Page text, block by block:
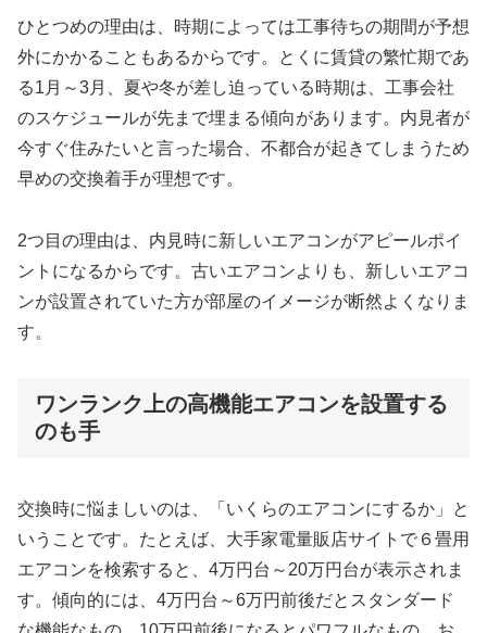
ひとつめの理由は、時期によっては工事待ちの期間が予想
外にかかることもあるからです。とくに賃貸の繁忙期であ
る1月～3月、夏や冬が差し迫っている時期は、工事会社
のスケジュールが先まで埋まる傾向があります。内見者が
今すぐ住みたいと言った場合、不都合が起きてしまうため
早めの交換着手が理想です。
2つ目の理由は、内見時に新しいエアコンがアピールポイ
ントになるからです。古いエアコンよりも、新しいエアコ
ンが設置されていた方が部屋のイメージが断然よくなりま
す。
ワンランク上の高機能エアコンを設置する
のも手
交換時に悩ましいのは、「いくらのエアコンにするか」と
いうことです。たとえば、大手家電量販店サイトで６畳用
エアコンを検索すると、4万円台～20万円台が表示されま
す。傾向的には、4万円台～6万円前後だとスタンダード